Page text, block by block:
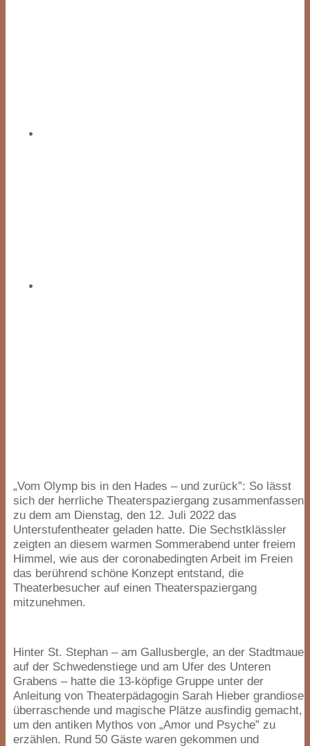
„Vom Olymp bis in den Hades – und zurück”: So lässt
sich der herrliche Theaterspaziergang zusammenfassen,
zu dem am Dienstag, den 12. Juli 2022 das
Unterstufentheater geladen hatte. Die Sechstklässler
zeigten an diesem warmen Sommerabend unter freiem
Himmel, wie aus der coronabedingten Arbeit im Freien
das berührend schöne Konzept entstand, die
Theaterbesucher auf einen Theaterspaziergang
mitzunehmen.
Hinter St. Stephan – am Gallusbergle, an der
auf der Schwedenstiege und am Ufer des Unteren
Grabens – hatte die 13-köpfige Gruppe unter der
Anleitung von Theaterpädagogin Sarah Hieber grandiose,
überraschende und magische Plätze ausfindig gemacht,
um den antiken Mythos von„Amor und Psyche” zu
erzählen. Rund 50 Gäste waren gekommen und